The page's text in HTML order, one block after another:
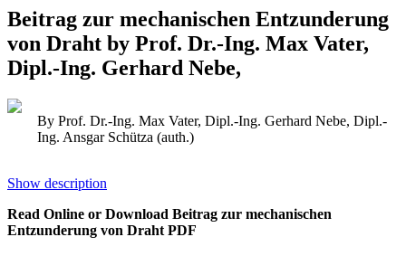
Beitrag zur mechanischen Entzunderung
von Draht by Prof. Dr.-Ing. Max Vater,
Dipl.-Ing. Gerhard Nebe,
By Prof. Dr.-Ing. Max Vater, Dipl.-Ing. Gerhard Nebe, Dipl.-
Ing. Ansgar Schütza (auth.)
Show description
Read Online or Download Beitrag zur mechanischen
Entzunderung von Draht PDF